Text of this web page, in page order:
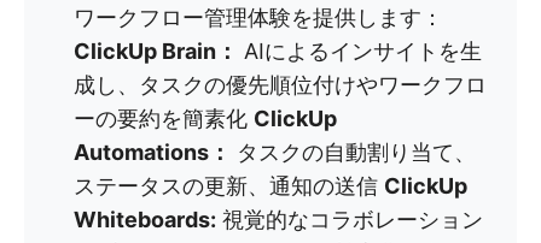
ワークフロー管理体験を提供します：
ClickUp Brain：
AIによるインサイトを生
成し、タスクの優先順位付けやワークフロ
ーの要約を簡素化 ClickUp
Automations：
タスクの自動割り当て、
ステータスの更新、通知の送信 ClickUp
Whiteboards: 視覚的なコラボレーション